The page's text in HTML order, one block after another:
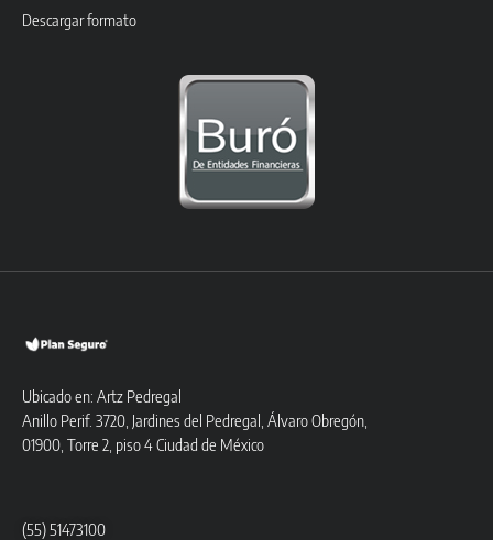
Descargar formato
Ubicado en: Artz Pedregal
Anillo Perif. 3720, Jardines del Pedregal, Álvaro Obregón,
01900, Torre 2, piso 4 Ciudad de México
(55) 51473100